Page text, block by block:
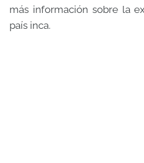
más información sobre la
país inca.